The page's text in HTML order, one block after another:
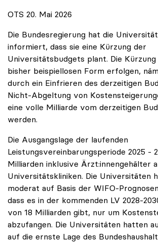
OTS 20. Mai 2026
Die Bundesregierung hat die
informiert, dass sie eine Kürzung der
Universitätsbudgets plant. Die Kürzung
bisher beispiellosen Form erfolgen,
durch ein Einfrieren des derzeitigen
Nicht-Abgeltung von
eine volle Milliarde vom derzeitigen
werden.
Die Ausgangslage der laufenden
Leistungsvereinbarungsperiode 2025 -
Milliarden inklusive Ärzt:innengehälter
Universitätskliniken. Die Universitäten
moderat auf Basis der WIFO-
dass es in der kommenden LV 2028-
von 18 Milliarden gibt, nur um
abzufangen. Die Universitäten hatten
auf die ernste Lage des